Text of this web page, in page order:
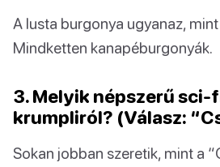
A lusta burgonya ugyanaz,
Mindketten kanapéburgonyák.
3. Melyik népszerű sci-
krumpliról? (Válasz:
Sokan jobban szeretik, mint a